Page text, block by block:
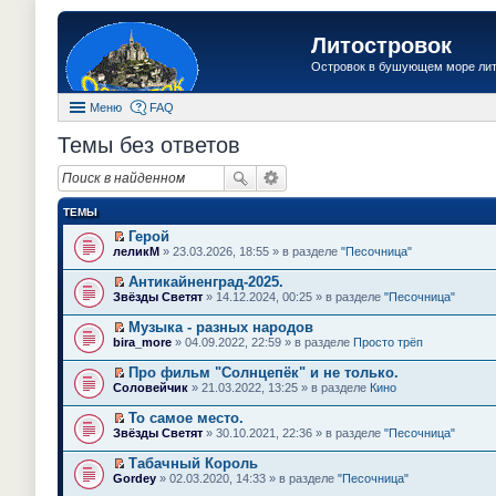
Литостровок
Островок в бушующем море
Меню FAQ
Темы без ответов
ТЕМЫ
П
р
е
й
т
и
к
е
р
в
о
м
у
е
п
р
Герой
леликМ » 23.03.2026, 18:55 » в разделе "Песочница"
П
р
е
й
т
и
к
е
р
в
о
м
у
Антикайненград-2025.
Звёзды Светят » 14.12.2024, 00:25 » в разделе "Песочница"
П
р
е
й
т
и
к
е
в
Музыка - разных народов
bira_more » 04.09.2022, 22:59 » в разделе Просто трёп
П
р
й
т
и
к
Про фильм "Солнцепёк" и не только.
Соловейчик » 21.03.2022, 13:25 » в разделе Кино
П
р
й
То самое место.
Звёзды Светят » 30.10.2021, 22:36 » в разделе "Песочница"
П
Табачный Король
Gordey » 02.03.2020, 14:33 » в разделе "Песочница"